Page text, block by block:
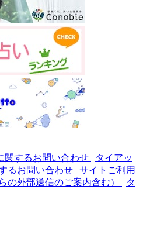
関するお問い合わせ | タイアッ
るお問い合わせ | サイトご利用
の外部送信のご案内含む） | タ